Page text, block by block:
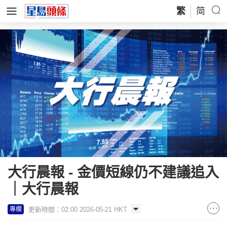
繁 简
大行晨報 - 金價短線仍不建議追入
｜大行晨報
專欄 更新時間：02:00 2026-05-21 HKT